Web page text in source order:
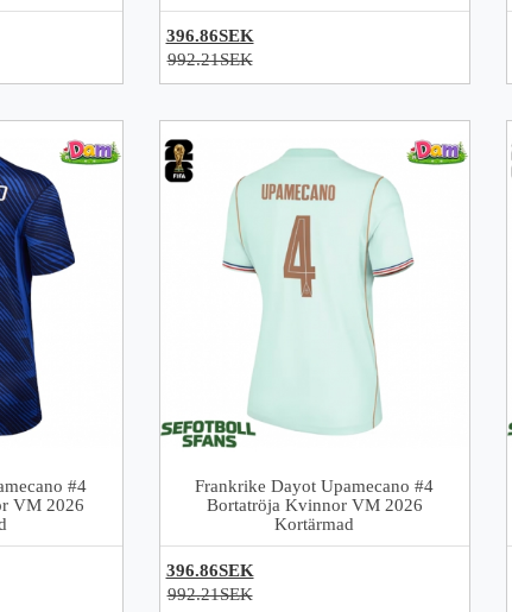
396.86SEK
992.21SEK
#4
VM 2026
Frankrike Dayot Upamecano #4
Bortatröja Kvinnor VM 2026
Kortärmad
396.86SEK
992.21SEK